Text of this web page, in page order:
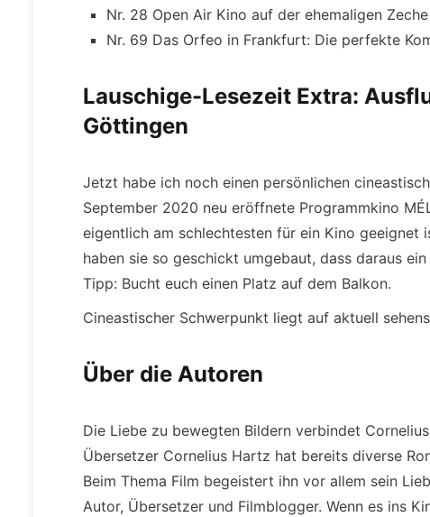
Nr. 28 Open Air Kino auf der ehemaligen
Nr. 69 Das Orfeo in Frankfurt: Die perfekte
Lauschige-Lesezeit Extra:
Göttingen
Jetzt habe ich noch einen persönlichen
September 2020 neu eröffnete Programmkino
eigentlich am schlechtesten für ein Kino geeignet
haben sie so geschickt umgebaut, dass daraus
Tipp: Bucht euch einen Platz auf dem Balkon.
Cineastischer Schwerpunkt liegt auf aktuell
Über die Autoren
Die Liebe zu bewegten Bildern verbindet
Übersetzer Cornelius Hartz hat bereits diverse
Beim Thema Film begeistert ihn vor allem sein
Autor, Übersetzer und Filmblogger. Wenn es ins